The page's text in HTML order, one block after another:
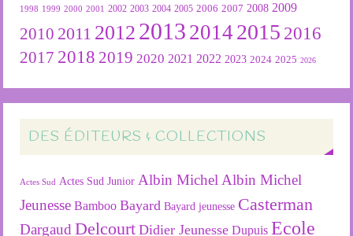
1998 1999 2000 2001 2002 2003 2004 2005 2006 2007 2008 2009
2010 2011 2012 2013 2014 2015 2016
2017 2018 2019 2020 2021 2022 2023 2024 2025 2026
DES ÉDITEURS & COLLECTIONS
Actes Sud Actes Sud Junior Albin Michel Albin Michel
Jeunesse Bamboo Bayard Bayard jeunesse Casterman
Dargaud Delcourt Didier Jeunesse Dupuis Ecole